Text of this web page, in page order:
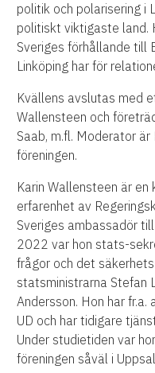
politik och polarisering i
politiskt viktigaste land.
Sveriges förhållande till
Linköping har för
Kvällens avslutas med
Wallensteen och
Saab, m.fl. Moderator är
föreningen.
Karin Wallensteen är
erfarenhet av
Sveriges ambassadör
2022 var hon stats-
frågor och det
statsministrarna Stefan
Andersson. Hon har
UD och har tidigare
Under studietiden var
föreningen såväl i